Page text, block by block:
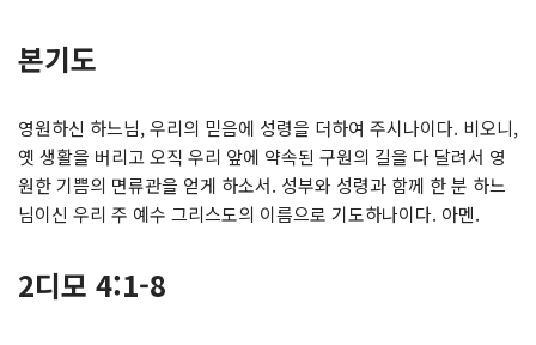
본기도
영원하신 하느님, 우리의 믿음에 성령을 더하여 주시나이다. 비오니,
옛 생활을 버리고 오직 우리 앞에 약속된 구원의 길을 다 달려서 영
원한 기쁨의 면류관을 얻게 하소서. 성부와 성령과 함께 한 분 하느
님이신 우리 주 예수 그리스도의 이름으로 기도하나이다. 아멘.
2디모 4:1-8